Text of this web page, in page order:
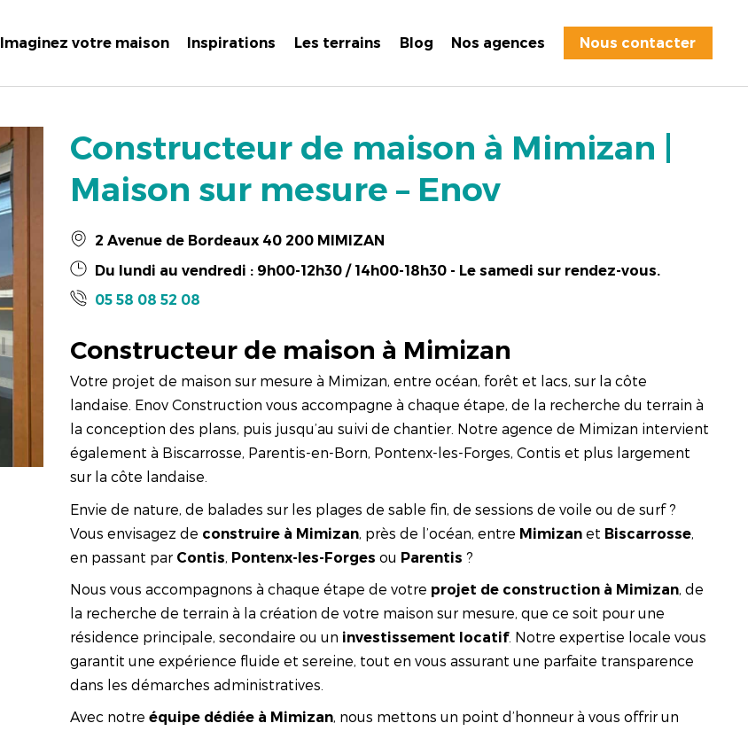
Imaginez votre maison Inspirations Les terrains Blog Nos agences Nous contacter
Constructeur de maison à Mimizan |
Maison sur mesure – Enov
2 Avenue de Bordeaux 40 200 MIMIZAN
Du lundi au vendredi : 9h00-12h30 / 14h00-18h30 - Le samedi sur rendez-vous.
05 58 08 52 08
Constructeur de maison à Mimizan
Votre projet de maison sur mesure à Mimizan, entre océan, forêt et lacs, sur la côte
landaise. Enov Construction vous accompagne à chaque étape, de la recherche du terrain à
la conception des plans, puis jusqu’au suivi de chantier. Notre agence de Mimizan intervient
également à Biscarrosse, Parentis-en-Born, Pontenx-les-Forges, Contis et plus largement
sur la côte landaise.
Envie de nature, de balades sur les plages de sable fin, de sessions de voile ou de surf ?
Vous envisagez de construire à Mimizan , près de l’océan, entre Mimizan et Biscarrosse
en passant par Contis Pontenx-les-Forges ou Parentis ?
Nous vous accompagnons à chaque étape de votre projet de construction à Mimizan, de
la recherche de terrain à la création de votre maison sur mesure, que ce soit pour une
résidence principale, secondaire ou un investissement locatif. Notre expertise locale vous
garantit une expérience fluide et sereine, tout en vous assurant une parfaite transparence
dans les démarches administratives.
Avec notreéquipe dédiée à Mimizan, nous mettons un point d’honneur à vous offrir un